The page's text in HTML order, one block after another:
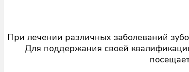
При лечении различных заболеваний
Для поддержания своей